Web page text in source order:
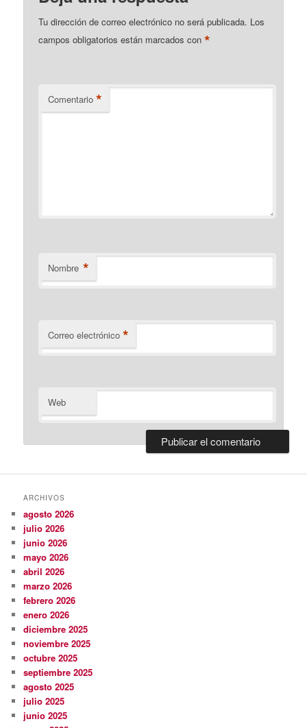
Tu dirección de correo electrónico no será publicada. Los
campos obligatorios están marcados con*
Comentario *
Nombre *
Correo electrónico *
Web
ARCHIVOS
agosto 2026
julio 2026
junio 2026
mayo 2026
abril 2026
marzo 2026
febrero 2026
enero 2026
diciembre 2025
noviembre 2025
octubre 2025
septiembre 2025
agosto 2025
julio 2025
junio 2025